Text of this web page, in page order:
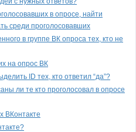
в опросе, найти
среди проголосовавших
в группе ВК опроса тех, кто не
на опрос ВК
ID тех, кто ответил “да”?
ли те кто проголосовал в опросе
ВКонтакте